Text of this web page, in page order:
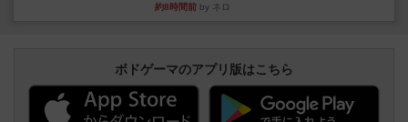
約8時間前 by ネロ
ボドゲーマのアプリ版はこちら